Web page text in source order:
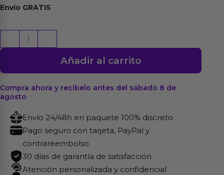
Envío GRATIS
Accesorio
para
Sex
Position
Master
cantidad
Añadir al carrito
Compra ahora y recíbelo antes del sábado 8 de
agosto
Envío 24/48h en paquete 100% discreto
Pago seguro con tarjeta, PayPal y
contrareembolso
30 días de garantía de satisfacción
Atención personalizada y confidencial